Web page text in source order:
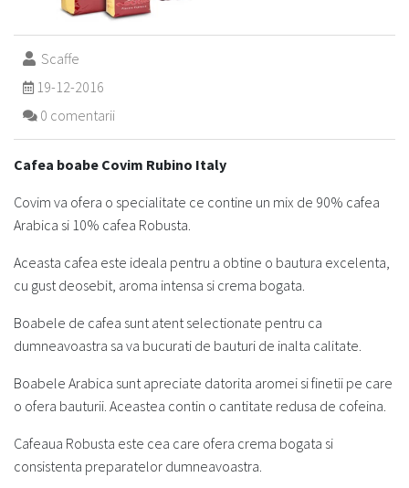
Scaffe
19-12-2016
0 comentarii
Cafea boabe Covim Rubino Italy
Covim va ofera o specialitate ce contine un mix de 90% cafea
Arabica si 10% cafea Robusta.
Aceasta cafea este ideala pentru a obtine o bautura excelenta,
cu gust deosebit, aroma intensa si crema bogata.
Boabele de cafea sunt atent selectionate pentru ca
dumneavoastra sa va bucurati de bauturi de inalta calitate.
Boabele Arabica sunt apreciate datorita aromei si finetii pe care
o ofera bauturii. Aceastea contin o cantitate redusa de cofeina.
Cafeaua Robusta este cea care ofera crema bogata si
consistenta preparatelor dumneavoastra.